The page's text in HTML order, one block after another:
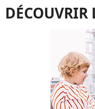
DÉCOUVRIR